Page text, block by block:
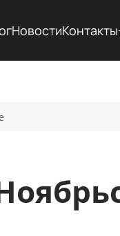
НовостиКонтакты